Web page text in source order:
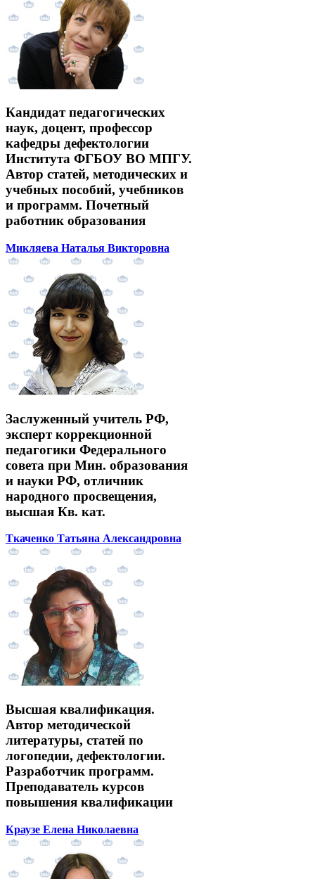
Кандидат педагогических
наук, доцент, профессор
кафедры дефектологии
Института ФГБОУ ВО МПГУ.
Автор статей, методических и
учебных пособий, учебников
и программ. Почетный
работник образования
Микляева Наталья Викторовна
Заслуженный учитель РФ,
эксперт коррекционной
педагогики Федерального
совета при Мин. образования
и науки РФ, отличник
народного просвещения,
высшая Кв. кат.
Ткаченко Татьяна Александровна
Высшая квалификация.
Автор методической
литературы, статей по
логопедии, дефектологии.
Разработчик программ.
Преподаватель курсов
повышения квалификации
Краузе Елена Николаевна